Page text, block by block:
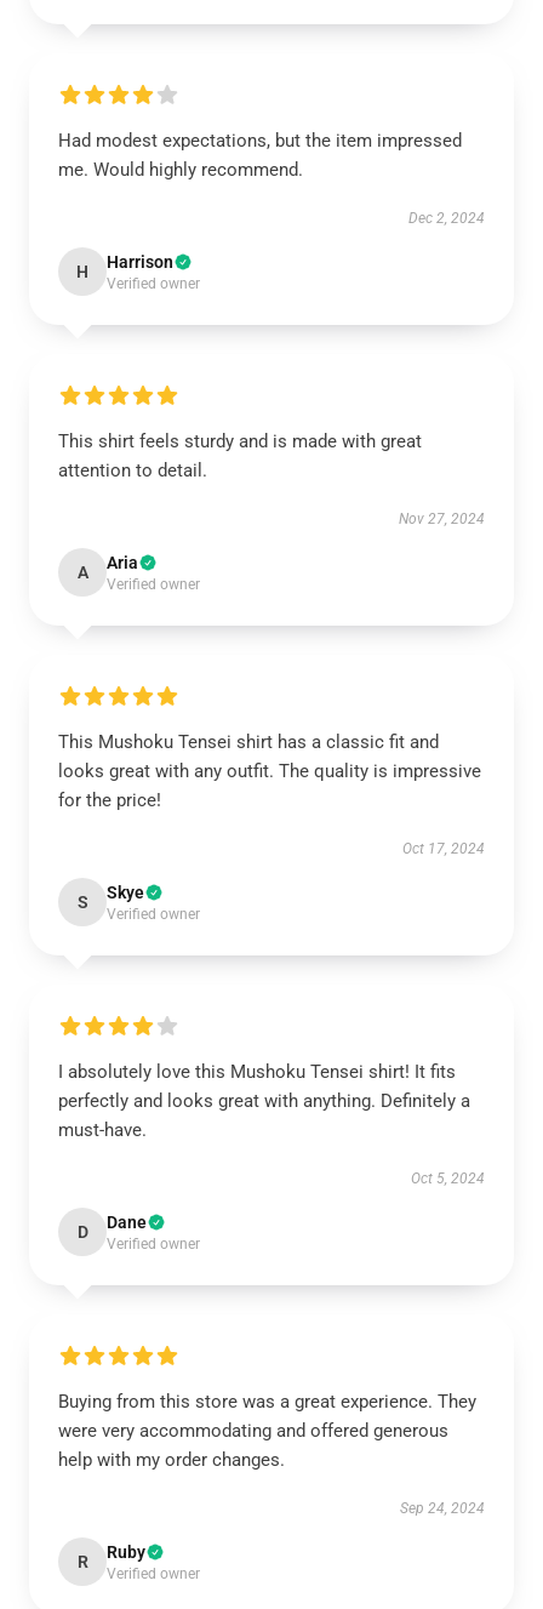
Had modest expectations, but the item impressed
me. Would highly recommend.
Dec 2, 2024
H Harrison
Verified owner
This shirt feels sturdy and is made with great
attention to detail.
Nov 27, 2024
A Aria
Verified owner
This Mushoku Tensei shirt has a classic fit and
looks great with any outfit. The quality is impressive
for the price!
Oct 17, 2024
S Skye
Verified owner
I absolutely love this Mushoku Tensei shirt! It fits
perfectly and looks great with anything. Definitely a
must-have.
Oct 5, 2024
D Dane
Verified owner
Buying from this store was a great experience. They
were very accommodating and offered generous
help with my order changes.
Sep 24, 2024
R Ruby
Verified owner